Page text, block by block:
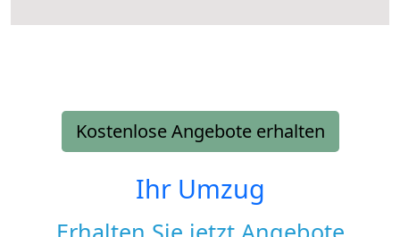
Kostenlose Angebote erhalten
Ihr Umzug